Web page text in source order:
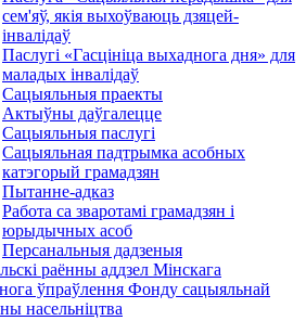
сем'яў, якія выхоўваюць дзяцей-
інвалідаў
Паслугі «Гасцініца выхаднога дня» для
маладых інвалідаў
Сацыяльныя праекты
Актыўны даўгалецце
Сацыяльныя паслугі
Сацыяльная падтрымка асобных
катэгорый грамадзян
Пытанне-адказ
Работа са зваротамі грамадзян і
юрыдычных асоб
Персанальныя дадзеныя
раённы аддзел Мінскага
ўпраўлення Фонду сацыяльнай
насельніцтва